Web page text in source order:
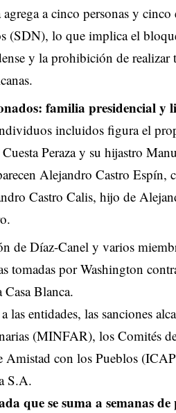
a cinco personas y
(SDN), lo que implica el
y la prohibición de realizar
familia presidencial y
incluidos figura el
Peraza y su hijastro
Alejandro Castro
Castro Calis, hijo de
de Díaz-Canel y varios
tomadas por Washington
Blanca.
las entidades, las sanciones
(MINFAR), los Comités
Amistad con los Pueblos
S.A.
que se suma a semanas